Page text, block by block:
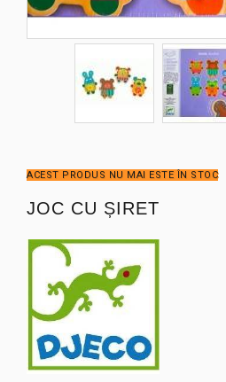
ACEST PRODUS NU MAI ESTE ÎN STOC
JOC CU ȘIRET